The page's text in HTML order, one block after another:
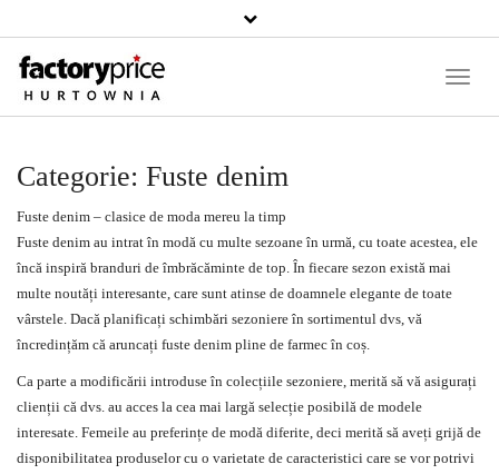
Căutați
un
Toggle
Categorie: Fuste denim
Fuste denim – clasice de moda mereu la timp
Fuste denim au intrat în modă cu multe sezoane în urmă, cu toate acestea, ele
încă inspiră branduri de îmbrăcăminte de top. În fiecare sezon există mai
multe noutăți interesante, care sunt atinse de doamnele elegante de toate
vârstele. Dacă planificați schimbări sezoniere în sortimentul dvs, vă
încredințăm că aruncați fuste denim pline de farmec în coș.
Ca parte a modificării introduse în colecțiile sezoniere, merită să vă asigurați
clienții că dvs. au acces la cea mai largă selecție posibilă de modele
interesate. Femeile au preferințe de modă diferite, deci merită să aveți grijă de
disponibilitatea produselor cu o varietate de caracteristici care se vor potrivi